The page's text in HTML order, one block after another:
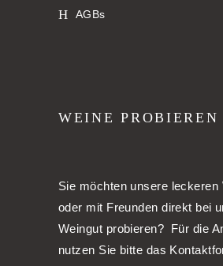
AGBs
WEINE PROBIEREN
Sie möchten unsere leckeren
oder mit Freunden direkt bei
Weingut probieren? Für die
nutzen Sie bitte das